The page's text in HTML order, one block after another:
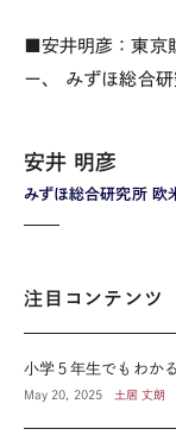
■安井明彦：東京
ー、 みずほ総合
みずほ総合研究所 欧
安井 明彦
注目コンテンツ
小学５年生でもわか
May 20, 2025 土居 丈朗